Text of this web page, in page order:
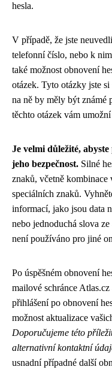
hesla.
V případě, že jste
telefonní číslo, nebo k
také možnost obnovení
otázek. Tyto otázky jste
na ně by měly být známé
těchto otázek vám
Je velmi důležité,
jeho bezpečnost. Silné
znaků, včetně
speciálních znaků.
informací, jako jsou data
nebo jednoduchá slova
není používáno pro jiné
Po úspěšném obnovení
mailové schránce
přihlášení po obnovení
možnost aktualizace
Doporučujeme této
alternativní kontaktní
usnadní případné další